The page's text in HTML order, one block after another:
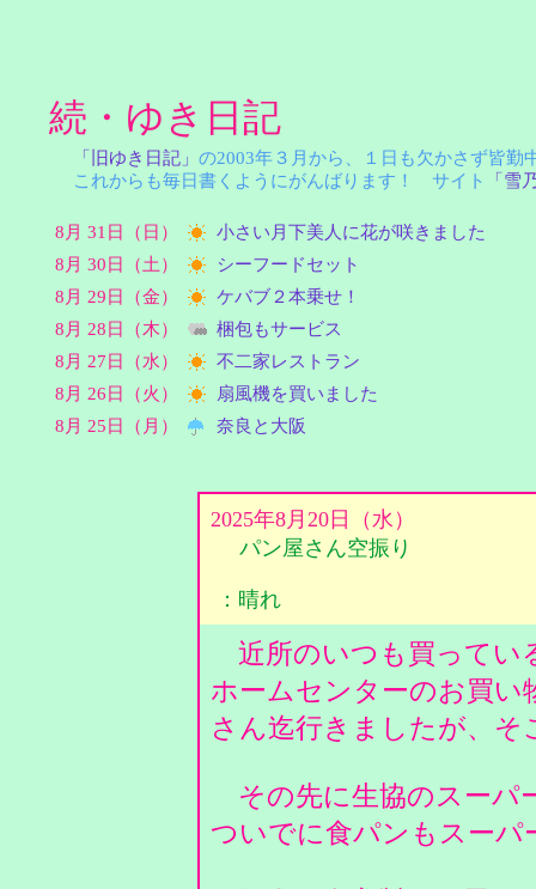
続・ゆき日記
「旧ゆき日記」 の2003年３月から、１日も欠かさず皆
これからも毎日書くようにがんばります！ サイト
「雪
8月 31日（日）
小さい月下美人に花が咲きました
8月 30日（土）
シーフードセット
8月 29日（金）
ケバブ２本乗せ！
8月 28日（木）
梱包もサービス
8月 27日（水）
不二家レストラン
8月 26日（火）
扇風機を買いました
8月 25日（月）
奈良と大阪
2025年8月20日（水）
パン屋さん空振り
：晴れ
近所のいつも買ってい
ホームセンターのお買い
さん迄行きましたが、
その先に生協のスーパ
ついでに食パンもスー